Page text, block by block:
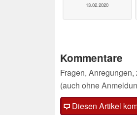
13.02.2020
Kommentare
Fragen,
(auch ohne
Diesen Artikel